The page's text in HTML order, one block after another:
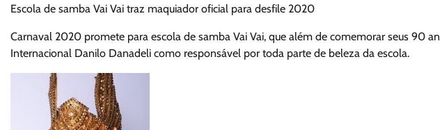
Escola de samba Vai Vai traz maquiador oficial para desfile 2020
Carnaval 2020 promete para escola de samba Vai Vai, que além de comemorar seus 90
Internacional Danilo Danadeli como responsável por toda parte de beleza da escola.